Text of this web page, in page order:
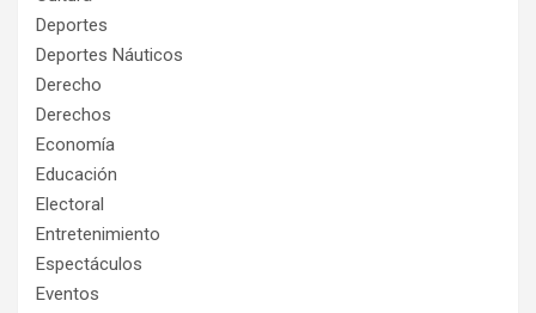
Deportes
Deportes Náuticos
Derecho
Derechos
Economía
Educación
Electoral
Entretenimiento
Espectáculos
Eventos